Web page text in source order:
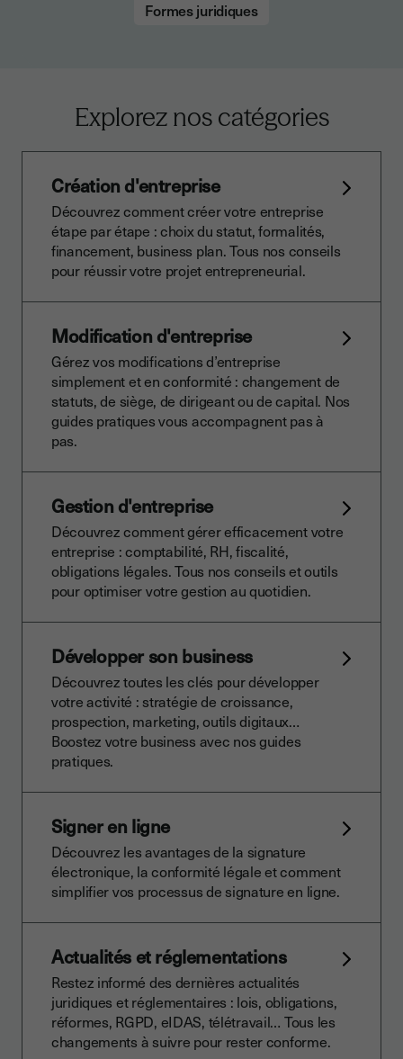
Formes juridiques
Explorez nos catégories
Création d'entreprise
Découvrez comment créer votre entreprise
étape par étape : choix du statut, formalités,
financement, business plan. Tous nos conseils
pour réussir votre projet entrepreneurial.
Modification d'entreprise
Gérez vos modifications d’entreprise
simplement et en conformité : changement de
statuts, de siège, de dirigeant ou de capital. Nos
guides pratiques vous accompagnent pas à
pas.
Gestion d'entreprise
Découvrez comment gérer efficacement votre
entreprise : comptabilité, RH, fiscalité,
obligations légales. Tous nos conseils et outils
pour optimiser votre gestion au quotidien.
Développer son business
Découvrez toutes les clés pour développer
votre activité : stratégie de croissance,
prospection, marketing, outils digitaux…
Boostez votre business avec nos guides
pratiques.
Signer en ligne
Découvrez les avantages de la signature
électronique, la conformité légale et comment
simplifier vos processus de signature en ligne.
Actualités et réglementations
Restez informé des dernières actualités
juridiques et réglementaires : lois, obligations,
réformes, RGPD, eIDAS, télétravail… Tous les
changements à suivre pour rester conforme.